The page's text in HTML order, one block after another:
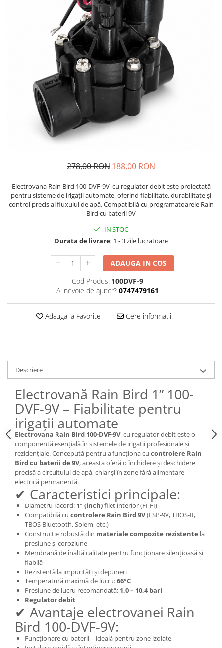
278,00 RON 188,00 RON
Electrovana Rain Bird 100-DVF-9V cu regulator debit este proiectată
pentru sisteme de irigații automate, oferind fiabilitate, durabilitate și
control precis al fluxului de apă. Compatibilă cu programatoarele Rain
Bird cu baterii 9V
IN STOC
Durata de livrare: 1 - 3 zile lucratoare
ADAUGA IN COS
Cod Produs: 100DVF-9
Ai nevoie de ajutor? 0747479161
Adauga la Favorite Cere informatii
Descriere
Electrovană Rain Bird 1” 100-
DVF-9V – Fiabilitate pentru
irigații automate
Electrovana Rain Bird 100-DVF-9Vcu regulator debit este o
componentă esențială în sistemele de irigații profesionale și
rezidențiale. Concepută pentru a funcționa cu controlere Rain
Bird cu baterii de 9V, aceasta oferă o închidere și deschidere
precisă a circuitului de apă, chiar și în zone fără alimentare
electrică permanentă.
✔ Caracteristici principale:
Diametru racord: 1” (inch)filet interior (FI-FI)
Compatibilă cu controlere Rain Bird 9V(ESP-9V, TBOS-II,
TBOS Bluetooth, Solem etc.)
Construcție robustă din materiale compozite rezistente la
presiune și coroziune
Membrană de înaltă calitate pentru funcționare silențioasă și
fiabilă
Rezistentă la impurități și depuneri
Temperatură maximă de lucru:66°C
Presiune de lucru recomandată: 1,0 – 10,4 bari
Regulator debit
✔ Avantaje electrovanei Rain
Bird 100-DVF-9V:
Funcționare cu baterii – ideală pentru zone izolate